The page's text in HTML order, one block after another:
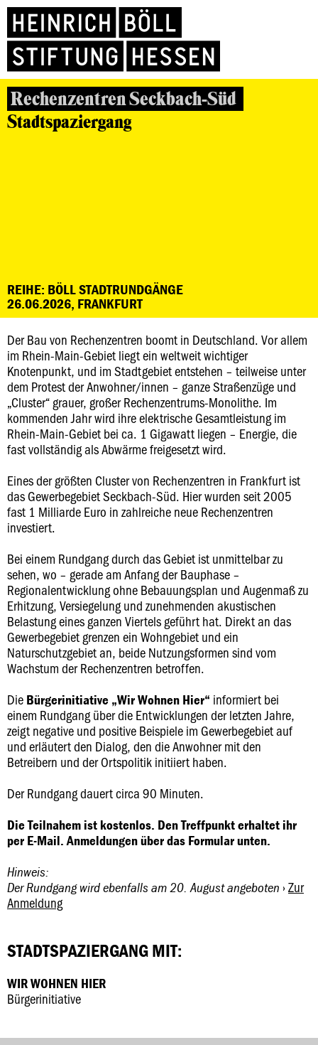
Rechenzentren Seckbach-Süd
Stadtspaziergang
REIHE: BÖLL STADTRUNDGÄNGE
26.06.2026, FRANKFURT
Der Bau von Rechenzentren boomt in Deutschland. Vor allem
im Rhein-Main-Gebiet liegt ein weltweit wichtiger
Knotenpunkt, und im Stadtgebiet entstehen – teilweise unter
dem Protest der Anwohner/innen – ganze Straßenzüge und
„Cluster“ grauer, großer Rechenzentrums-Monolithe. Im
kommenden Jahr wird ihre elektrische Gesamtleistung im
Rhein-Main-Gebiet bei ca. 1 Gigawatt liegen – Energie, die
fast vollständig als Abwärme freigesetzt wird.
Eines der größten Cluster von Rechenzentren in Frankfurt ist
das Gewerbegebiet Seckbach-Süd. Hier wurden seit 2005
fast 1 Milliarde Euro in zahlreiche neue Rechenzentren
investiert.
Bei einem Rundgang durch das Gebiet ist unmittelbar zu
sehen, wo – gerade am Anfang der Bauphase –
Regionalentwicklung ohne Bebauungsplan und Augenmaß zu
Erhitzung, Versiegelung und zunehmenden akustischen
Belastung eines ganzen Viertels geführt hat. Direkt an das
Gewerbegebiet grenzen ein Wohngebiet und ein
Naturschutzgebiet an, beide Nutzungsformen sind vom
Wachstum der Rechenzentren betroffen.
Die Bürgerinitiative „Wir Wohnen Hier“ informiert bei
einem Rundgang über die Entwicklungen der letzten Jahre,
zeigt negative und positive Beispiele im Gewerbegebiet auf
und erläutert den Dialog, den die Anwohner mit den
Betreibern und der Ortspolitik initiiert haben.
Der Rundgang dauert circa 90 Minuten.
Die Teilnahem ist kostenlos. Den Treffpunkt erhaltet ihr
per E-Mail. Anmeldungen über das Formular unten.
Hinweis:
Der Rundgang wird ebenfalls am 20. August angeboten ›Zur
Anmeldung
STADTSPAZIERGANG MIT:
WIR WOHNEN HIER
Bürgerinitiative